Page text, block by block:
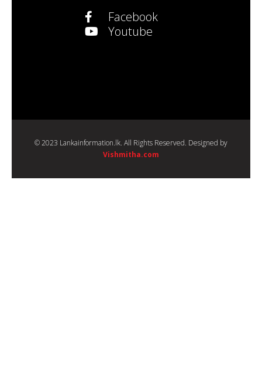
Facebook
Youtube
© 2023 Lankainformation.lk. All Rights Reserved. Designed by
Vishmitha.com